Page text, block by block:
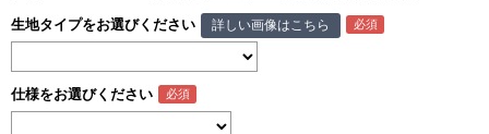
生地タイプをお選びください 詳しい画像はこちら
仕様をお選びください